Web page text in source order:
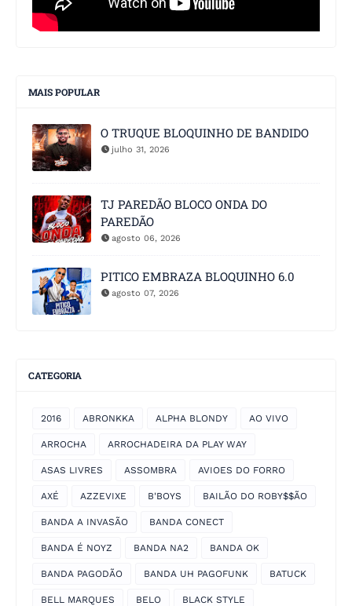
MAIS POPULAR
O TRUQUE BLOQUINHO DE BANDIDO
julho 31, 2026
TJ PAREDÃO BLOCO ONDA DO
PAREDÃO
agosto 06, 2026
PITICO EMBRAZA BLOQUINHO 6.0
agosto 07, 2026
CATEGORIA
2016 ABRONKKA ALPHA BLONDY AO VIVO
ARROCHA ARROCHADEIRA DA PLAY WAY
ASAS LIVRES ASSOMBRA AVIOES DO FORRO
AXÉ AZZEVIXE B'BOYS BAILÃO DO ROBY$$ÃO
BANDA A INVASÃO BANDA CONECT
BANDA É NOYZ BANDA NA2 BANDA OK
BANDA PAGODÃO BANDA UH PAGOFUNK BATUCK
BELL MARQUES BELO BLACK STYLE